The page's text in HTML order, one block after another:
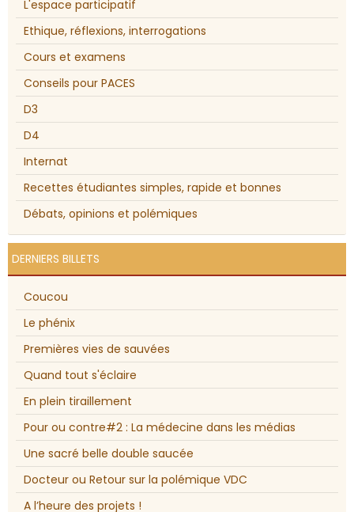
L'espace participatif
Ethique, réflexions, interrogations
Cours et examens
Conseils pour PACES
D3
D4
Internat
Recettes étudiantes simples, rapide et bonnes
Débats, opinions et polémiques
DERNIERS BILLETS
Coucou
Le phénix
Premières vies de sauvées
Quand tout s'éclaire
En plein tiraillement
Pour ou contre#2 : La médecine dans les médias
Une sacré belle double saucée
Docteur ou Retour sur la polémique VDC
A l’heure des projets !